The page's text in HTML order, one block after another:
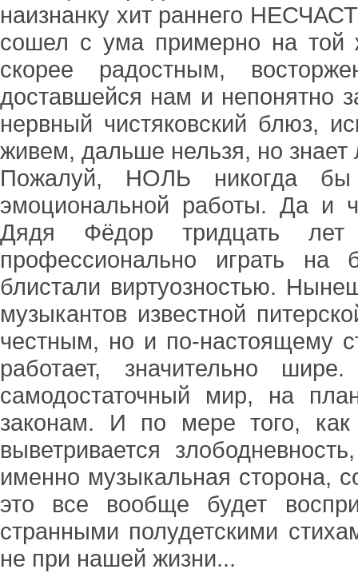
наизнанку хит раннего
сошел с ума примерно на
скорее радостным,
доставшейся нам и непонятно
нервный чистяковский блюз,
живем, дальше нельзя, но знает
Пожалуй, НОЛЬ никогда
эмоциональной работы. Да и
Дядя Фёдор тридцать
профессионально играть
блистали виртуозностью.
музыкантов известной
честным, но и по-настоящему
работает, значительно
самодостаточный мир, на
законам. И по мере того,
выветривается
именно музыкальная сторона,
это все вообще будет
странными полудетскими
не при нашей жизни...